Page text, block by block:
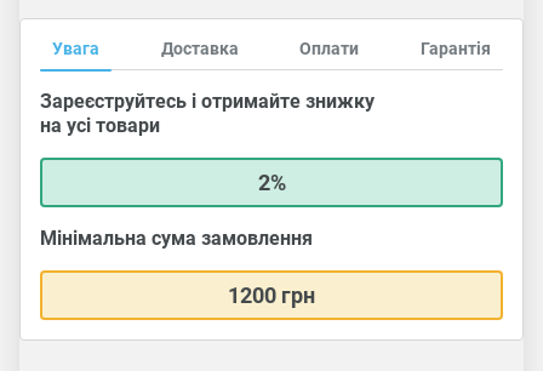
Увага Доставка Оплати Гарантія
Зареєструйтесь і отримайте знижку
на усі товари
2%
Мінімальна сума замовлення
1200 грн